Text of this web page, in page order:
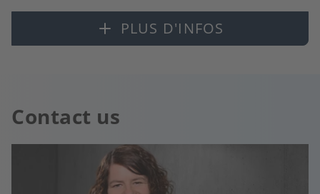
PLUS D'INFOS
Contact us